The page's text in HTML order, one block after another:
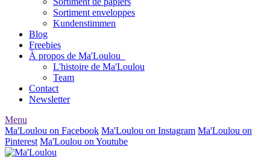
Sortiment enveloppes
Kundenstimmen
Blog
Freebies
À propos de Ma'Loulou
L'histoire de Ma'Loulou
Team
Contact
Newsletter
Menu
Ma'Loulou on Facebook Ma'Loulou on Instagram Ma'Loulou on
Pinterest Ma'Loulou on Youtube